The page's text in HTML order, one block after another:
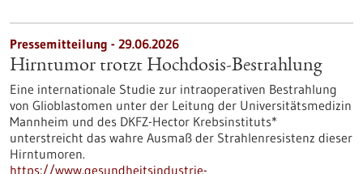
Pressemitteilung - 29.06.2026
Hirntumor trotzt Hochdosis-Bestrahlung
Eine internationale Studie zur intraoperativen Bestrahlung
von Glioblastomen unter der Leitung der Universitätsmedizin
Mannheim und des DKFZ-Hector Krebsinstituts*
unterstreicht das wahre Ausmaß der Strahlenresistenz dieser
Hirntumoren.
https://www.gesundheitsindustrie-